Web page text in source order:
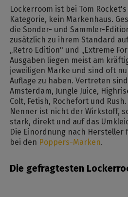
Lockerroom ist bei Tom
Kategorie, kein Markenhaus.
die Sonder- und Sammler-
zusätzlich zu ihrem Standard
„Retro Edition" und „Extreme
Ausgaben liegen meist am
jeweiligen Marke und sind oft
Auflage zu haben. Vertreten
Amsterdam, Jungle Juice,
Colt, Fetish, Rochefort und
Nenner ist nicht der Wirkstoff,
stark, direkt und auf das
Die Einordnung nach Hersteller
bei den Poppers-Marken.
Die gefragtesten